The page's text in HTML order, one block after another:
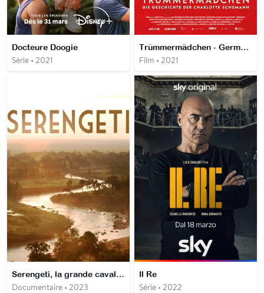
Docteure Doogie
Série • 2021
Trümmermädchen - Germany Year Zero
Film • 2021
Serengeti, la grande cavalcade des animaux
Documentaire • 2023
Il Re
Série • 2022